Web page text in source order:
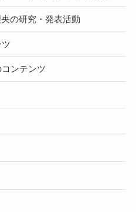
の研究・発表活動
ンテンツ